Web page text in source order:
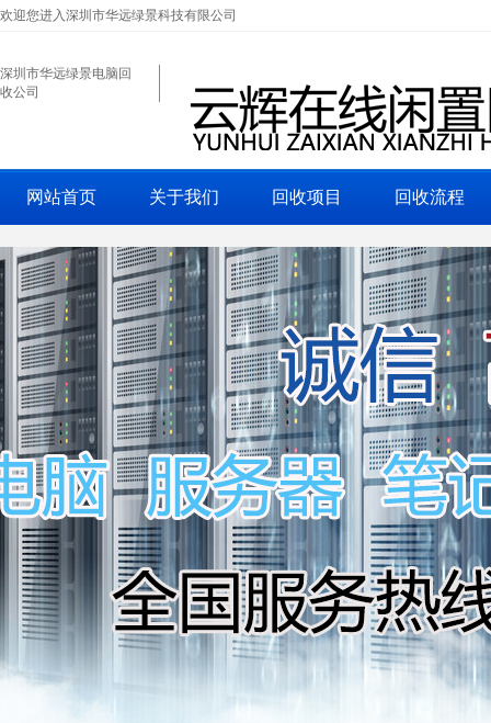
欢迎您进入深圳市华远绿景科技有限公司
深圳市华远绿景电脑回
收公司
网站首页 关于我们 回收项目 回收流程